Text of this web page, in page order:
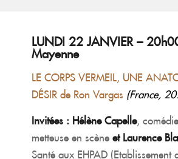
LUNDI 22 JANVIER –
Mayenne
LE CORPS VERMEIL, UNE
DÉSIR de Ron Vargas (France,
Invitées : Hélène Capelle,
metteuse en scèneet Laurence
Santé aux EHPAD (Etablissement